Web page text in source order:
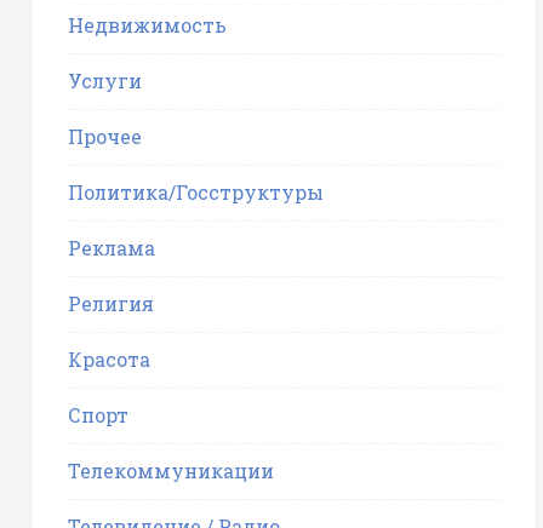
Недвижимость
Услуги
Прочее
Политика/Госструктуры
Реклама
Религия
Красота
Спорт
Телекоммуникации